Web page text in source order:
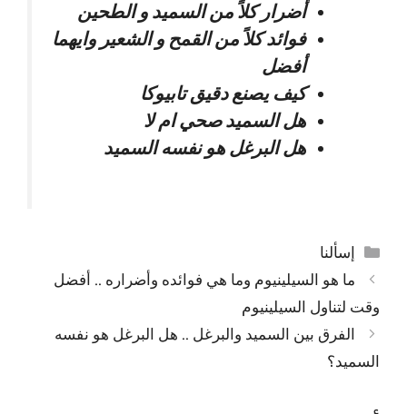
أضرار كلاً من السميد و الطحين
فوائد كلاً من القمح و الشعير وايهما
أفضل
كيف يصنع دقيق تابيوكا
هل السميد صحي ام لا
هل البرغل هو نفسه السميد
التصنيفات
إسألنا
ما هو السيلينيوم وما هي فوائده وأضراره .. أفضل
وقت لتناول السيلينيوم
الفرق بين السميد والبرغل .. هل البرغل هو نفسه
السميد؟